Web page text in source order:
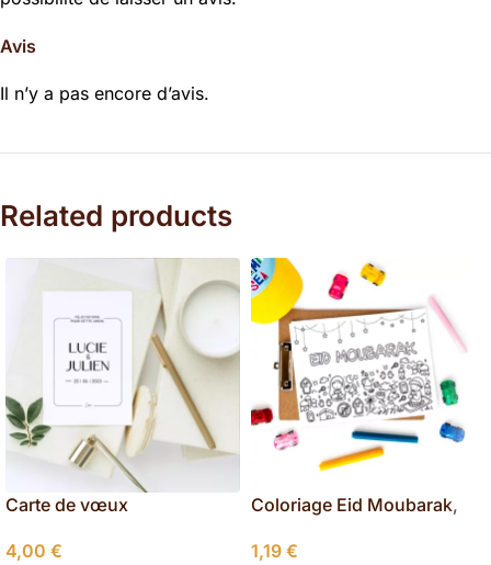
Avis
Il n’y a pas encore d’avis.
Related products
Carte de vœux
4,00 €
Coloriage Eid Moubarak,
imprimer
1,19 €